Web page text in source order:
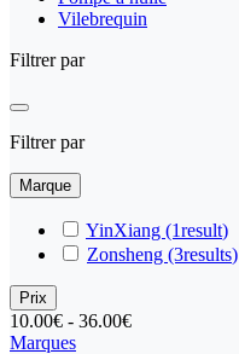
Vilebrequin
Filtrer par
Filtrer par
Marque
YinXiang (1result)
Zonsheng (3results)
Prix
10.00€ - 36.00€
Marques